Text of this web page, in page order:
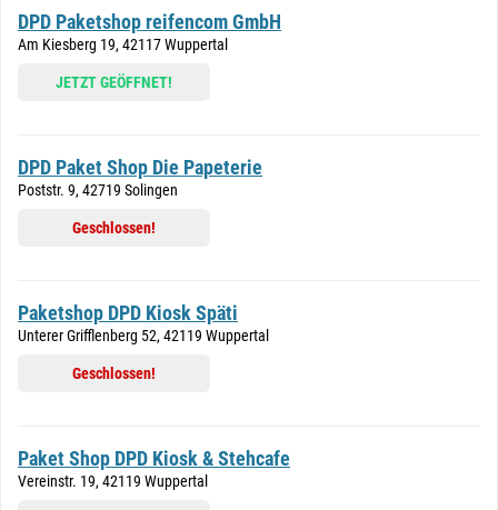
DPD Paketshop reifencom GmbH
Am Kiesberg 19, 42117 Wuppertal
JETZT GEÖFFNET!
DPD Paket Shop Die Papeterie
Poststr. 9, 42719 Solingen
Geschlossen!
Paketshop DPD Kiosk Späti
Unterer Grifflenberg 52, 42119 Wuppertal
Geschlossen!
Paket Shop DPD Kiosk & Stehcafe
Vereinstr. 19, 42119 Wuppertal